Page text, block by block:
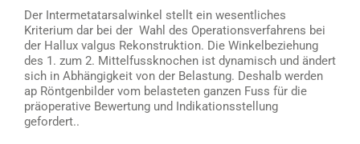
Der Intermetatarsalwinkel stellt ein wesentliches
Kriterium dar bei der Wahl des Operationsverfahrens bei
der Hallux valgus Rekonstruktion. Die Winkelbeziehung
des 1. zum 2. Mittelfussknochen ist dynamisch und ändert
sich in Abhängigkeit von der Belastung. Deshalb werden
ap Röntgenbilder vom belasteten ganzen Fuss für die
präoperative Bewertung und Indikationsstellung
gefordert..